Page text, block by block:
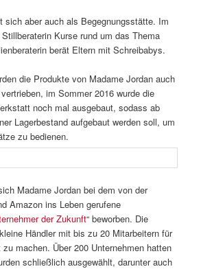
sich aber auch als Begegnungsstätte. Im
Kurse rund um das Thema
berät Eltern mit Schreibabys.
die Produkte von Madame Jordan auch
im Sommer 2016 wurde die
noch mal ausgebaut, sodass ab
Lagerbestand aufgebaut werden soll, um
zu bedienen.
Madame Jordan bei dem von der
Amazon ins Leben gerufene
der Zukunft“ beworben. Die
Händler mit bis zu 20 Mitarbeitern für
machen. Über 200 Unternehmen hatten
schließlich ausgewählt, darunter auch